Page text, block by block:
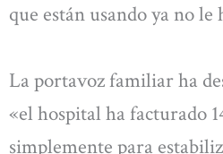
que están usando ya no le
La portavoz familiar ha
«el hospital ha facturado
simplemente para